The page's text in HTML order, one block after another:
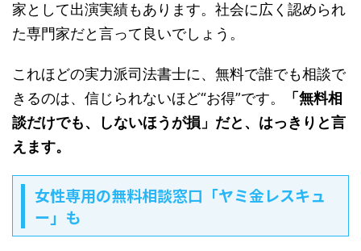
家として出演実績もあります。社会に広く認められ
た専門家だと言って良いでしょう。
これほどの実力派司法書士に、無料で誰でも相談で
きるのは、信じられないほど“お得”です。
「無料相
談だけでも、しないほうが損」だと、はっきりと言
えます。
女性専用の無料相談窓口「ヤミ金レスキュ
ー」も